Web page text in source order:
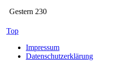
Gestern 230
Top
Impressum
Datenschutzerklärung